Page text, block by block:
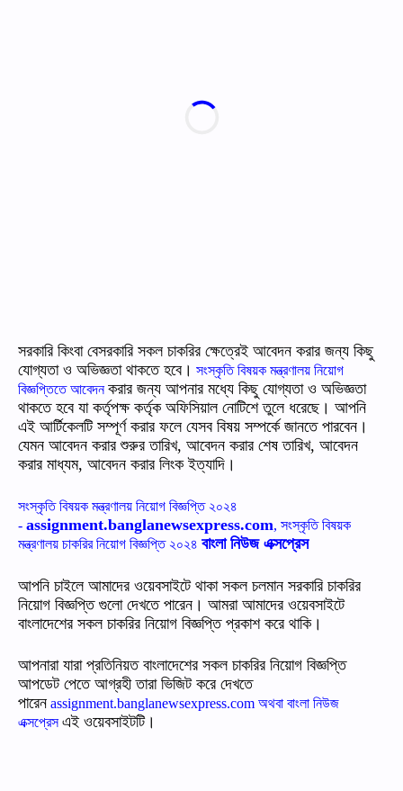
সরকারি কিংবা বেসরকারি সকল চাকরির ক্ষেত্রেই আবেদন করার জন্য কিছু
যোগ্যতা ও অভিজ্ঞতা থাকতে হবে। সংস্কৃতি বিষয়ক মন্ত্রণালয় নিয়োগ
বিজ্ঞপ্তিতে আবেদন করার জন্য আপনার মধ্যে কিছু যোগ্যতা ও অভিজ্ঞতা
থাকতে হবে যা কর্তৃপক্ষ কর্তৃক অফিসিয়াল নোটিশে তুলে ধরেছে। আপনি
এই আর্টিকেলটি সম্পূর্ণ করার ফলে যেসব বিষয় সম্পর্কে জানতে পারবেন।
যেমন আবেদন করার শুরুর তারিখ, আবেদন করার শেষ তারিখ, আবেদন
করার মাধ্যম, আবেদন করার লিংক ইত্যাদি।
সংস্কৃতি বিষয়ক মন্ত্রণালয় নিয়োগ বিজ্ঞপ্তি ২০২৪
- assignment.banglanewsexpress.com, সংস্কৃতি বিষয়ক
মন্ত্রণালয় চাকরির নিয়োগ বিজ্ঞপ্তি ২০২৪ বাংলা নিউজ এক্সপ্রেস
আপনি চাইলে আমাদের ওয়েবসাইটে থাকা সকল চলমান সরকারি চাকরির
নিয়োগ বিজ্ঞপ্তি গুলো দেখতে পারেন। আমরা আমাদের ওয়েবসাইটে
বাংলাদেশের সকল চাকরির নিয়োগ বিজ্ঞপ্তি প্রকাশ করে থাকি।
আপনারা যারা প্রতিনিয়ত বাংলাদেশের সকল চাকরির নিয়োগ বিজ্ঞপ্তি
আপডেট পেতে আগ্রহী তারা ভিজিট করে দেখতে
পারেন assignment.banglanewsexpress.com অথবা বাংলা নিউজ
এক্সপ্রেস এই ওয়েবসাইটটি।